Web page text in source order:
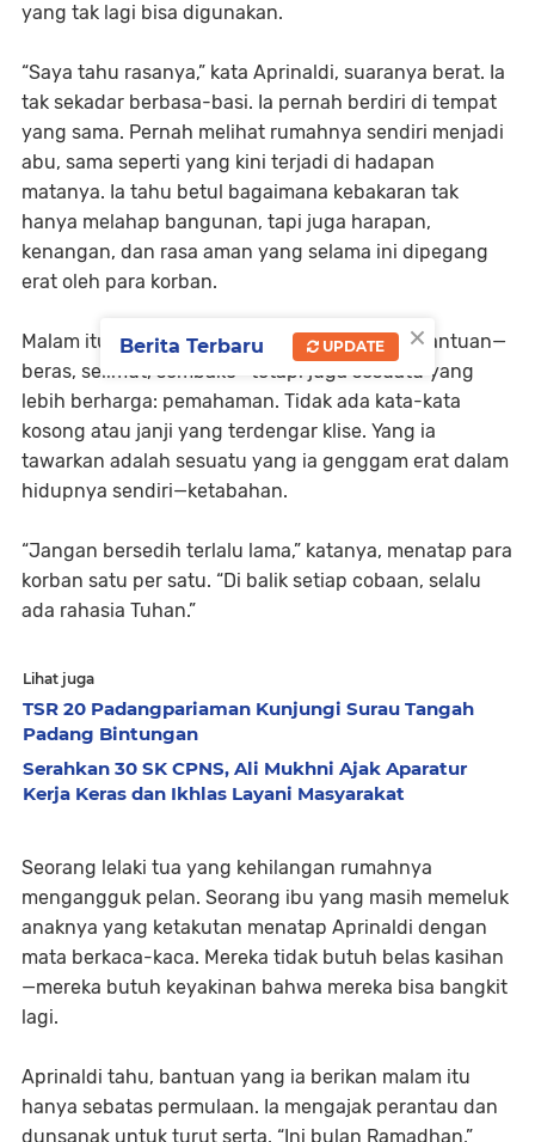
yang tak lagi bisa digunakan.
“Saya tahu rasanya,” kata Aprinaldi, suaranya berat. Ia
tak sekadar berbasa-basi. Ia pernah berdiri di tempat
yang sama. Pernah melihat rumahnya sendiri menjadi
abu, sama seperti yang kini terjadi di hadapan
matanya. Ia tahu betul bagaimana kebakaran tak
hanya melahap bangunan, tapi juga harapan,
kenangan, dan rasa aman yang selama ini dipegang
erat oleh para korban.
Malam itu, ia tidak hanya datang membawa bantuan—
beras, selimut, sembako—tetapi juga sesuatu yang
lebih berharga: pemahaman. Tidak ada kata-kata
kosong atau janji yang terdengar klise. Yang ia
tawarkan adalah sesuatu yang ia genggam erat dalam
hidupnya sendiri—ketabahan.
“Jangan bersedih terlalu lama,” katanya, menatap para
korban satu per satu. “Di balik setiap cobaan, selalu
ada rahasia Tuhan.”
Lihat juga
TSR 20 Padangpariaman Kunjungi Surau Tangah
Padang Bintungan
Serahkan 30 SK CPNS, Ali Mukhni Ajak Aparatur
Kerja Keras dan Ikhlas Layani Masyarakat
Seorang lelaki tua yang kehilangan rumahnya
mengangguk pelan. Seorang ibu yang masih memeluk
anaknya yang ketakutan menatap Aprinaldi dengan
mata berkaca-kaca. Mereka tidak butuh belas kasihan
—mereka butuh keyakinan bahwa mereka bisa bangkit
lagi.
Aprinaldi tahu, bantuan yang ia berikan malam itu
hanya sebatas permulaan. Ia mengajak perantau dan
dunsanak untuk turut serta. “Ini bulan Ramadhan,”
×
Berita Terbaru UPDATE